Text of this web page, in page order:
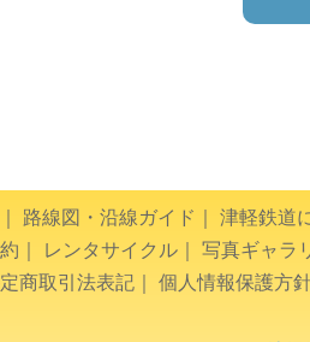
路線図・沿線ガイド
津軽鉄道
レンタサイクル
写真ギャラ
商取引法表記 個人情報保護方